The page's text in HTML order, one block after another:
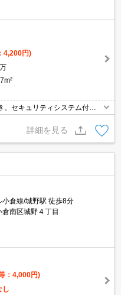
4,200円)
。セキュリティシステム付
詳細を見る
倉線/城野駅 徒歩8分
南区城野４丁目
：4,000円)
し